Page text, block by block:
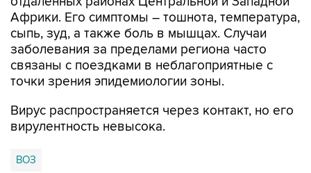
Африки. Его симптомы – тошнота, температура,
сыпь, зуд, а также боль в мышцах. Случаи
заболевания за пределами региона часто
связаны с поездками в неблагоприятные с
точки зрения эпидемиологии зоны.
Вирус распространяется через контакт, но его
вирулентность невысока.
ВОЗ